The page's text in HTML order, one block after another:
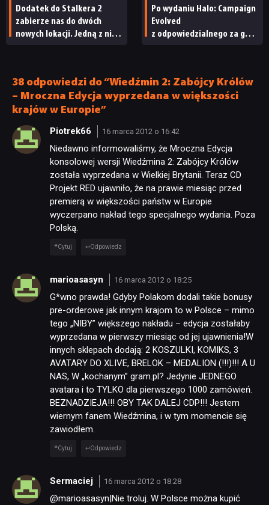
Dodatek do Stalkera 2
zabierze nas do dwóch
nowych lokacji. Jedną z nich
Po wydaniu Halo: Campaign
Evolved
z odpowiedzialnego za grę
38 odpowiedzi do “Wiedźmin 2: Zabójcy Królów
– Mroczna Edycja wyprzedana w większości
krajów w Europie”
Piotrek66 16 marca 2012 o 16:42
Niedawno informowaliśmy, że Mroczna Edycja
konsolowej wersji Wiedźmina 2: Zabójcy Królów
została wyprzedana w Wielkiej Brytanii. Teraz CD
Projekt RED ujawniło, że na prawie miesiąc przed
premierą w większości państw w Europie
wyczerpano nakład tego specjalnego wydania. Poza
Polską.
Cytuj Odpowiedz
marioasasyn 16 marca 2012 o 18:25
G*wno prawda! Gdyby Polakom dodali takie bonusy
pre-orderowe jak innym krajom to w Polsce – mimo
tego „NIBY” większego nakładu – edycja zostałaby
wyprzedana w pierwszy miesiąc od jej ujawnienia!W
innych sklepach dodają: 2 KOSZULKI, KOMIKS, 3
AVATARY DO XLIVE, BRELOK – MEDALION (!!!)!!! A U
NAS, W „kochanym” gram.pl? Jedynie JEDNEGO
avatara i to TYLKO dla pierwszego 1000 zamówień.
BEZNADZIEJA!!! OBY TAK DALEJ CDP!!! Jestem
wiernym fanem Wiedźmina, i w tym momencie się
zawiodłem.
Cytuj Odpowiedz
Sermaciej 16 marca 2012 o 18:28
@marioasasyn|Nie troluj. W Polsce można kupić